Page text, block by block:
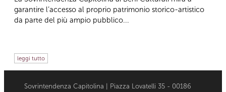
garantire l’accesso al proprio patrimonio storico-artistico
da parte del più ampio pubblico...
leggi tutto
Sovrintendenza Capitolina | Piazza Lovatelli 35 - 00186